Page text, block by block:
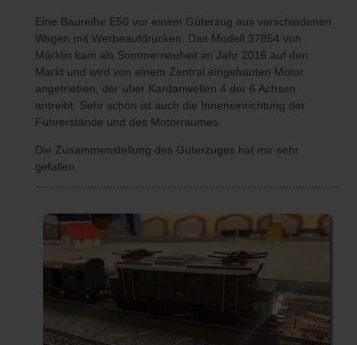
Eine Baureihe E50 vor einem Güterzug aus verschiedenen
Wagen mit Werbeaufdrucken. Das Modell 37854 von
Märklin kam als Sommerneuheit im Jahr 2016 auf den
Markt und wird von einem Zentral eingebauten Motor
angetrieben, der über Kardanwellen 4 der 6 Achsen
antreibt. Sehr schön ist auch die Inneneinrichtung der
Führerstände und des Motorraumes.
Die Zusammenstellung des Güterzuges hat mir sehr
gefallen.